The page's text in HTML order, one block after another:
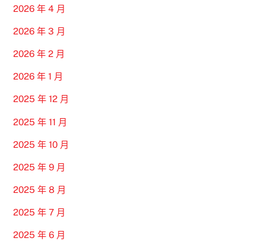
2026 年 4 月
2026 年 3 月
2026 年 2 月
2026 年 1 月
2025 年 12 月
2025 年 11 月
2025 年 10 月
2025 年 9 月
2025 年 8 月
2025 年 7 月
2025 年 6 月